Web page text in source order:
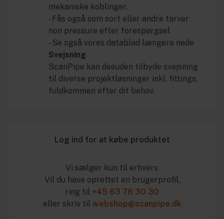
mekaniske koblinger.
- Fås også som sort eller andre farver
non pressure efter forespørgsel
- Se også vores datablad længere nede
Svejsning
ScanPipe kan desuden tilbyde svejsning
til diverse projektløsninger inkl. fittings,
fuldkommen efter dit behov.
Log ind for at købe produktet
Vi sælger kun til erhverv.
Vil du have oprettet en brugerprofil,
ring til +45 63 76 30 30
eller skriv til webshop@scanpipe.dk